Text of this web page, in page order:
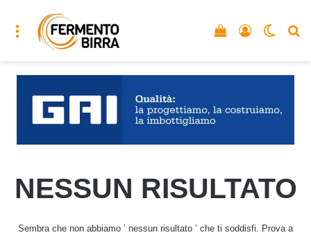
Menu Accedi
Vedi il carrello
NESSUN RISULTATO
Sembra che non abbiamo ’ nessun risultato ’ che ti soddisfi. Prova a